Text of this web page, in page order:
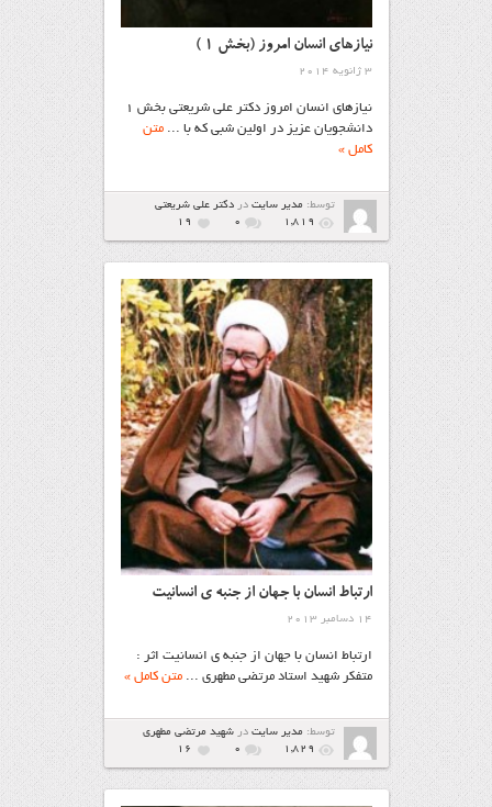
نیازهای انسان امروز (بخش ۱ )
3 ژانویه 2014
نیازهای انسان امروز دکتر علی‌ شریعتی بخش ۱
دانشجویان عزیز در اولین شبی که با ...متن
کامل »
توسط: مدیر سایتدردکتر علی شریعتی
1,819
۰ 19
ارتباط انسان با جهان از جنبه ی انسانیت
14 دسامبر 2013
ارتباط انسان با جهان از جنبه ی انسانیت اثر :
متفكر شهيد استاد مرتضی مطهری ...متن کامل »
توسط: مدیر سایتدرشهيد مرتضي مطهري
1,829
۰ 16